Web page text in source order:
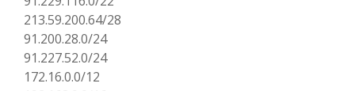
213.59.200.64/28
91.200.28.0/24
91.227.52.0/24
172.16.0.0/12